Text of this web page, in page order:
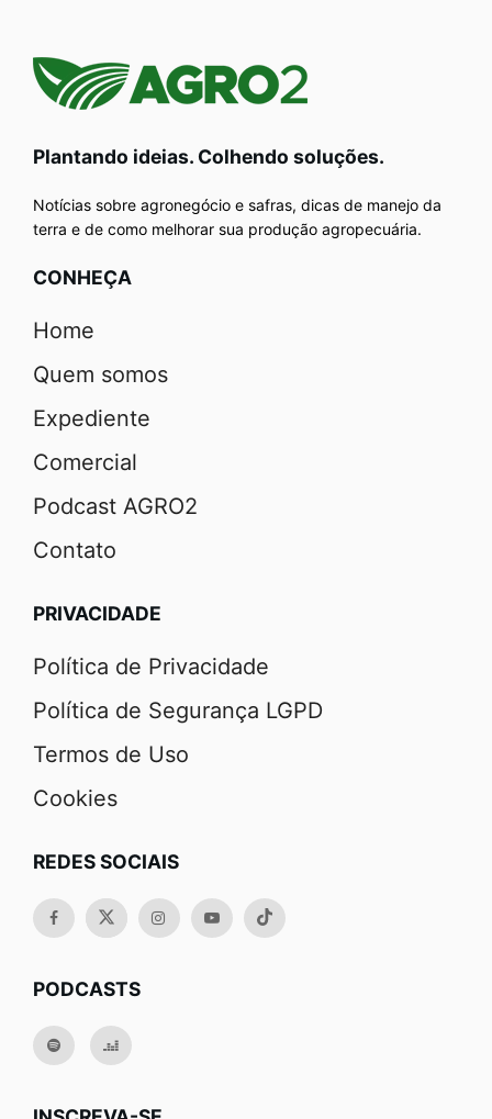
Plantando ideias. Colhendo soluções.
Notícias sobre agronegócio e safras, dicas de manejo da
terra e de como melhorar sua produção agropecuária.
CONHEÇA
Home
Quem somos
Expediente
Comercial
Podcast AGRO2
Contato
PRIVACIDADE
Política de Privacidade
Política de Segurança LGPD
Termos de Uso
Cookies
REDES SOCIAIS
PODCASTS